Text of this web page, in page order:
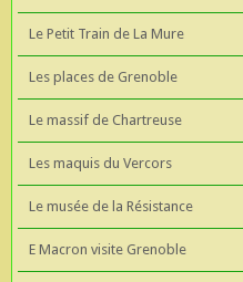
Le Petit Train de La Mure
Les places de Grenoble
Le massif de Chartreuse
Les maquis du Vercors
Le musée de la Résistance
E Macron visite Grenoble